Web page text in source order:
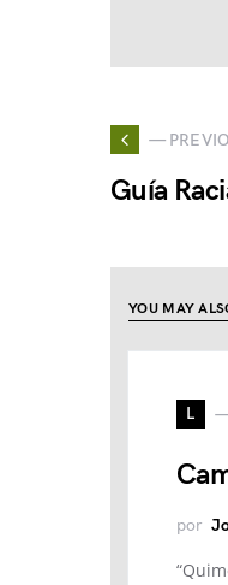
—
Guía
YOU MAY
L
por